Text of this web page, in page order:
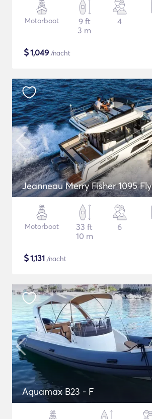
Motorboot
9 ft
3 m
4
$1,049 /nacht
Jeanneau Merry Fisher 1095 Fly
Motorboot
33 ft
10 m
6
$1,131 /nacht
Aquamax B23 - F